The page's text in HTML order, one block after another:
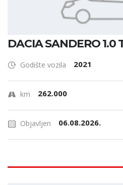
DACIA SANDERO 1.0
Godište vozila 2021
km 262.000
Objavljen 06.08.2026.